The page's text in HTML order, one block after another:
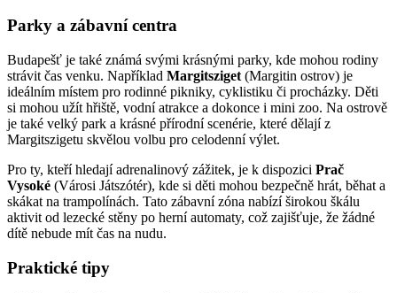
Parky a zábavní centra
Budapešť je také známá svými krásnými parky, kde mohou rodiny
strávit čas venku. Například Margitsziget (Margitin ostrov) je
ideálním místem pro rodinné pikniky, cyklistiku či procházky. Děti
si mohou užít hřiště, vodní atrakce a dokonce i mini zoo. Na ostrově
je také velký park a krásné přírodní scenérie, které dělají z
Margitszigetu skvělou volbu pro celodenní výlet.
Pro ty, kteří hledají adrenalinový zážitek, je k dispozici Prač
Vysoké (Városi Játszótér), kde si děti mohou bezpečně hrát, běhat a
skákat na trampolínách. Tato zábavní zóna nabízí širokou škálu
aktivit od lezecké stěny po herní automaty, což zajišťuje, že žádné
dítě nebude mít čas na nudu.
Praktické tipy